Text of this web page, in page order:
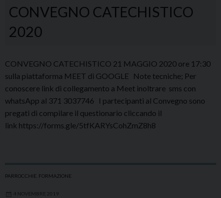
CONVEGNO CATECHISTICO
2020
CONVEGNO CATECHISTICO 21 MAGGIO 2020 ore 17:30
sulla piattaforma MEET di GOOGLE Note tecniche; Per
conoscere link di collegamento a Meet inoltrare sms con
whatsApp al 371 3037746 I partecipanti al Convegno sono
pregati di compilare il questionario cliccando il
link https://forms.gle/5tfKARYsCohZmZ8h8
PARROCCHIE FORMAZIONE
4 NOVEMBRE 2019